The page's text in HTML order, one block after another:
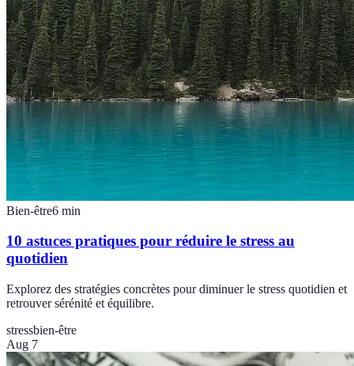
Bien-être6 min
10 astuces pratiques pour réduire le stress au
quotidien
Explorez des stratégies concrètes pour diminuer le stress quotidien et
retrouver sérénité et équilibre.
stressbien-être
Aug 7